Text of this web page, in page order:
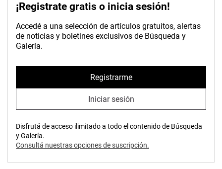
¡Registrate gratis o inicia sesión!
Accedé a una selección de artículos gratuitos, alertas
de noticias y boletines exclusivos de Búsqueda y
Galería.
Registrarme
Iniciar sesión
Disfrutá de acceso ilimitado a todo el contenido de Búsqueda
y Galería.
Consultá nuestras opciones de suscripción.